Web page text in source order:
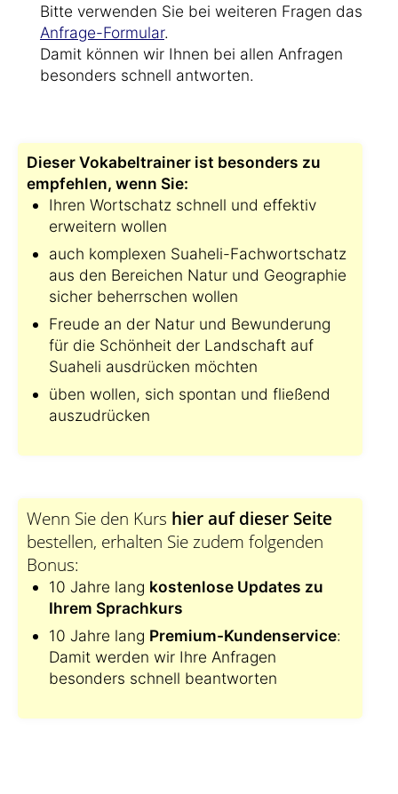
Bitte verwenden Sie bei weiteren Fragen das
Anfrage-Formular.
Damit können wir Ihnen bei allen Anfragen
besonders schnell antworten.
Dieser Vokabeltrainer ist besonders zu
empfehlen, wenn Sie:
Ihren Wortschatz schnell und effektiv
erweitern wollen
auch komplexen Suaheli-Fachwortschatz
aus den Bereichen Natur und Geographie
sicher beherrschen wollen
Freude an der Natur und Bewunderung
für die Schönheit der Landschaft auf
Suaheli ausdrücken möchten
üben wollen, sich spontan und fließend
auszudrücken
Wenn Sie den Kurs hier auf dieser Seite
bestellen, erhalten Sie zudem folgenden
Bonus:
10 Jahre lang kostenlose Updates zu
Ihrem Sprachkurs
10 Jahre lang Premium-Kundenservice:
Damit werden wir Ihre Anfragen
besonders schnell beantworten